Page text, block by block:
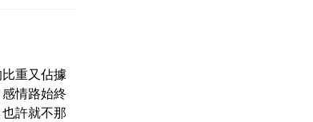
重又佔據
情路始終
許就不那